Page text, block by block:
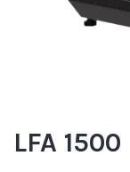
LFA 1500